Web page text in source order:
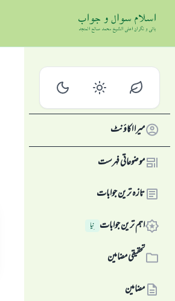
میرا اکاؤنٹ
موضوعاتی فہرست
تازہ ترین جوابات
اہم ترین جوابات نِیا
تحقیقی مضامین
مضامین